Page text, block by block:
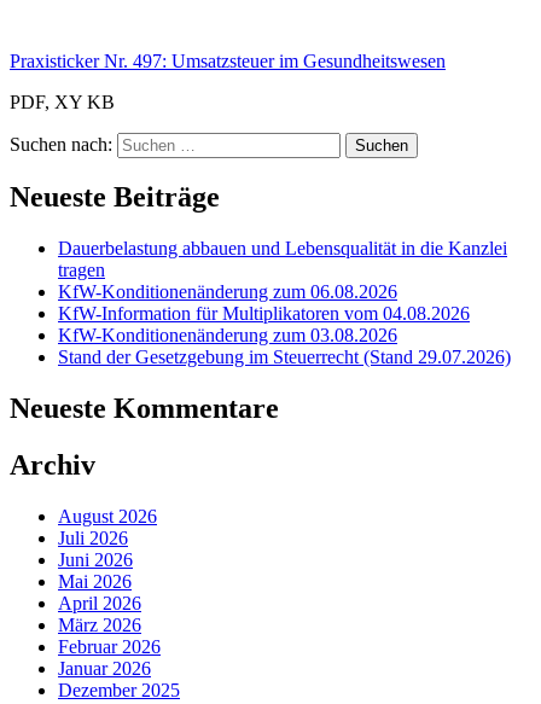
Praxisticker Nr. 497: Umsatzsteuer im Gesundheitswesen
PDF, XY KB
Suchen nach:
Neueste Beiträge
Dauerbelastung abbauen und Lebensqualität in die Kanzlei
tragen
KfW-Konditionenänderung zum 06.08.2026
KfW-Information für Multiplikatoren vom 04.08.2026
KfW-Konditionenänderung zum 03.08.2026
Stand der Gesetzgebung im Steuerrecht (Stand 29.07.2026)
Neueste Kommentare
Archiv
August 2026
Juli 2026
Juni 2026
Mai 2026
April 2026
März 2026
Februar 2026
Januar 2026
Dezember 2025